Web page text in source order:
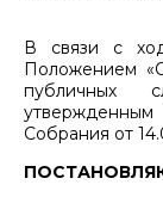
В связи с
Положением
публичных
Собрания от